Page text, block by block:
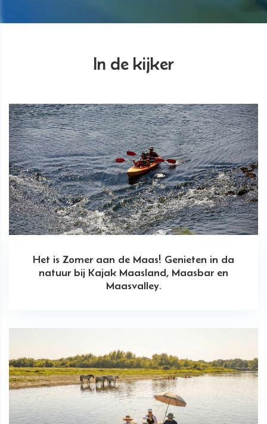
In de kijker
Het is Zomer aan de Maas! Genieten in da
natuur bij Kajak Maasland, Maasbar en
Maasvalley.